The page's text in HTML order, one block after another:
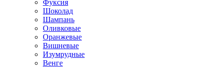
Фуксия
Шоколад
Шампань
Оливковые
Оранжевые
Вишневые
Изумрудные
Венге